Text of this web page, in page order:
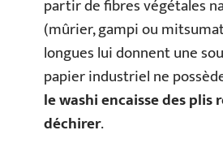
partir de fibres végétales
(mûrier, gampi ou
longues lui donnent une
papier industriel ne
le washi encaisse des plis
déchirer.